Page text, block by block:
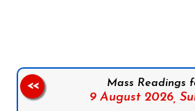
Mass Readings
9 August 2026,
<<